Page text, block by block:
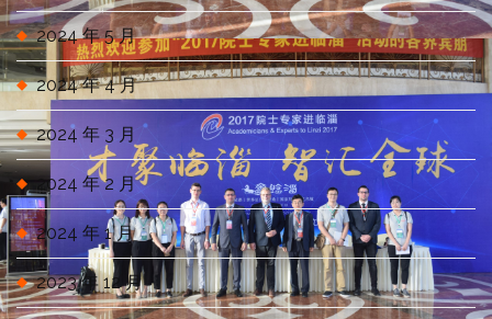
2024 年 5 月
2024 年 4 月
2024 年 3 月
2024 年 2 月
2024 年 1 月
2023 年 12 月